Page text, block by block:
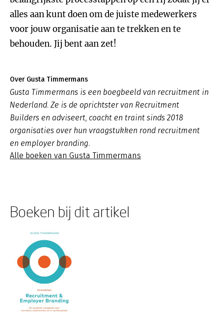
alles aan kunt doen om de juiste medewerkers
voor jouw organisatie aan te trekken en te
behouden. Jij bent aan zet!
Over Gusta Timmermans
Gusta Timmermans is een boegbeeld van recruitment in
Nederland. Ze is de oprichtster van Recruitment
Builders en adviseert, coacht en traint sinds 2018
organisaties over hun vraagstukken rond recruitment
en employer branding.
Alle boeken van Gusta Timmermans
Boeken bij dit artikel